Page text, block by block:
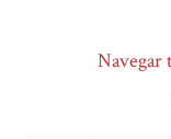
Navegar